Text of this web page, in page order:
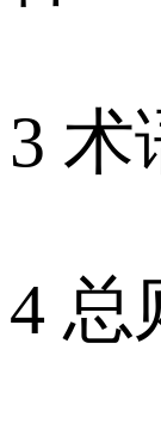
3 术
4 总